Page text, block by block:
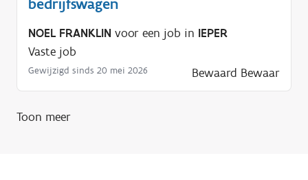
bedrijfswagen
NOEL FRANKLIN voor een job in IEPER
Vaste job
Gewijzigd sinds 20 mei 2026 Bewaard Bewaar
Toon meer